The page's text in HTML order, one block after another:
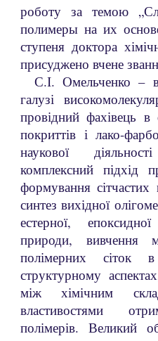
роботу за темою
полимеры на их
ступеня доктора
присуджено вчене
С.І. Омельченко –
галузі
провідний фахівець в
покриттів і лако-
наукової
комплексний підхід
формування
синтез вихідної
естерної,
природи, вивчення
полімерних сіток
структурному
між хімічним
властивостями
полімерів. Великий